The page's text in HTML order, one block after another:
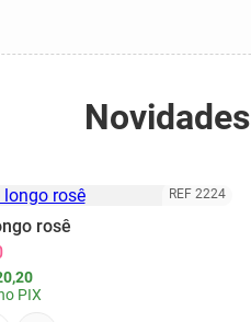
Novidades
REF 2224
rosê
PIX